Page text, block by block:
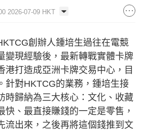
2026-07-09 HKT
創辦人鍾培生過往在電競
變現經驗後，最新轉戰實體卡牌
港打造成亞洲卡牌交易中心，目
針對HKTCG的業務，鍾培生接
時歸納為三大核心：文化、收藏
快、最直接賺錢的一定是零售，
流出來，之後再將這個錢推到文